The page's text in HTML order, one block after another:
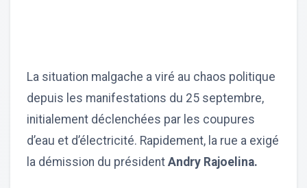
La situation malgache a viré au chaos politique
depuis les manifestations du 25 septembre,
initialement déclenchées par les coupures
d’eau et d’électricité. Rapidement, la rue a exigé
la démission du président Andry Rajoelina.